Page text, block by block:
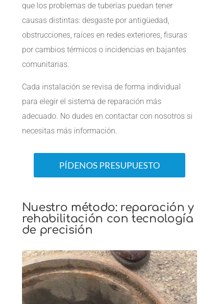
que los problemas de tuberías puedan tener
causas distintas: desgaste por antigüedad,
obstrucciones, raíces en redes exteriores, fisuras
por cambios térmicos o incidencias en bajantes
comunitarias.
Cada instalación se revisa de forma individual
para elegir el sistema de reparación más
adecuado. No dudes en contactar con nosotros si
necesitas más información.
PÍDENOS PRESUPUESTO
Nuestro método: reparación y
rehabilitación con tecnología
de precisión